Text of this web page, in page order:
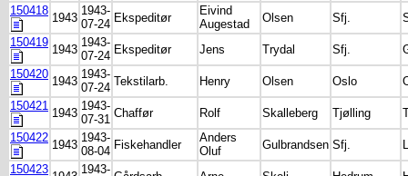
150418
1943
1943-
07-24 Ekspeditør
Eivind
Augestad
Olsen Sfj.
150419
1943
1943-
07-24 Ekspeditør Jens Trydal Sfj.
150420
1943
1943-
07-24 Tekstilarb. Henry Olsen Oslo
150421
1943
1943-
07-31 Chaffør Rolf Skalleberg Tjølling
150422
1943
1943-
08-04 Fiskehandler
Anders
Oluf
Gulbrandsen Sfj.
150423
1943-